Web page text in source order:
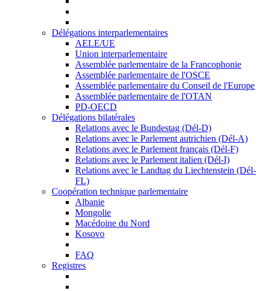
Délégations interparlementaires
AELE/UE
Union interparlementaire
Assemblée parlementaire de la Francophonie
Assemblée parlementaire de l'OSCE
Assemblée parlementaire du Conseil de l'Europe
Assemblée parlementaire de l'OTAN
PD-OECD
Délégations bilatérales
Relations avec le Bundestag (Dél-D)
Relations avec le Parlement autrichien (Dél-A)
Relations avec le Parlement français (Dél-F)
Relations avec le Parlement italien (Dél-I)
Relations avec le Landtag du Liechtenstein (Dél-
FL)
Coopération technique parlementaire
Albanie
Mongolie
Macédoine du Nord
Kosovo
FAQ
Registres